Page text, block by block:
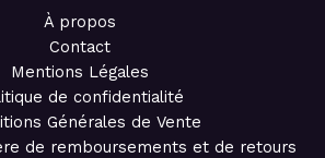
À propos
Contact
Mentions Légales
de confidentialité
Générales de Vente
de remboursements et de retours